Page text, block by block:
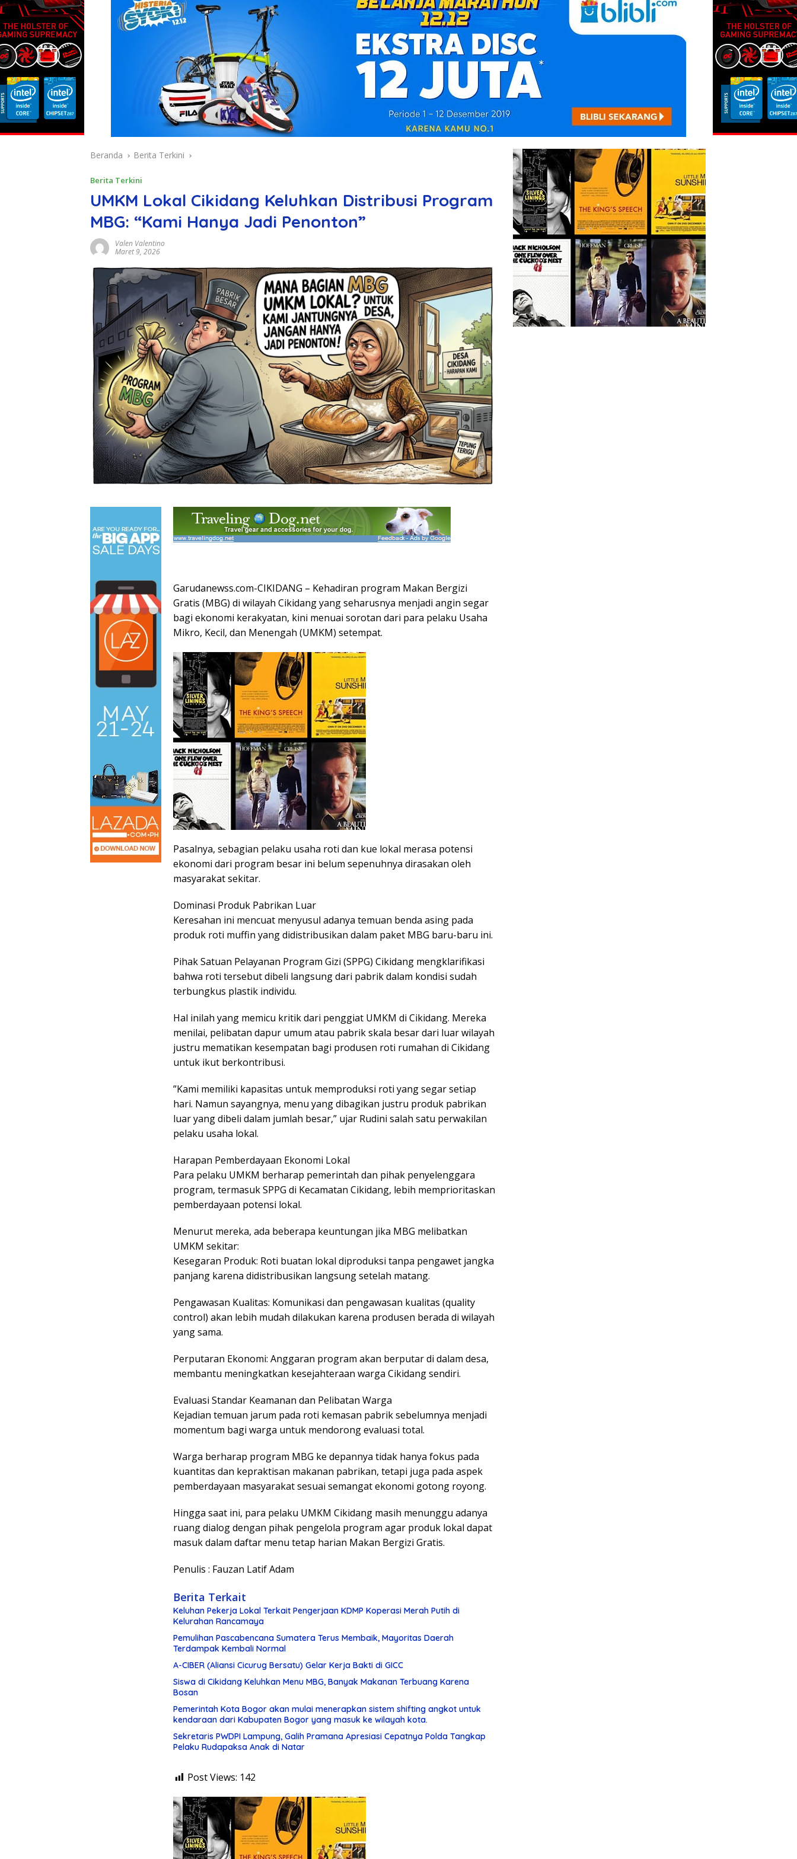
Beranda Berita Terkini
Berita Terkini
UMKM Lokal Cikidang Keluhkan Distribusi Program
MBG: “Kami Hanya Jadi Penonton”
Valen Valentino
Maret 9, 2026
​Garudanewss.com-CIKIDANG – Kehadiran program Makan Bergizi
Gratis (MBG) di wilayah Cikidang yang seharusnya menjadi angin segar
bagi ekonomi kerakyatan, kini menuai sorotan dari para pelaku Usaha
Mikro, Kecil, dan Menengah (UMKM) setempat.
Pasalnya, sebagian pelaku usaha roti dan kue lokal merasa potensi
ekonomi dari program besar ini belum sepenuhnya dirasakan oleh
masyarakat sekitar.
​Dominasi Produk Pabrikan Luar
​Keresahan ini mencuat menyusul adanya temuan benda asing pada
produk roti muffin yang didistribusikan dalam paket MBG baru-baru ini.
Pihak Satuan Pelayanan Program Gizi (SPPG) Cikidang mengklarifikasi
bahwa roti tersebut dibeli langsung dari pabrik dalam kondisi sudah
terbungkus plastik individu.
​Hal inilah yang memicu kritik dari penggiat UMKM di Cikidang. Mereka
menilai, pelibatan dapur umum atau pabrik skala besar dari luar wilayah
justru mematikan kesempatan bagi produsen roti rumahan di Cikidang
untuk ikut berkontribusi.
​”Kami memiliki kapasitas untuk memproduksi roti yang segar setiap
hari. Namun sayangnya, menu yang dibagikan justru produk pabrikan
luar yang dibeli dalam jumlah besar,” ujar Rudini salah satu perwakilan
pelaku usaha lokal.
​Harapan Pemberdayaan Ekonomi Lokal
​Para pelaku UMKM berharap pemerintah dan pihak penyelenggara
program, termasuk SPPG di Kecamatan Cikidang, lebih memprioritaskan
pemberdayaan potensi lokal.
Menurut mereka, ada beberapa keuntungan jika MBG melibatkan
UMKM sekitar:
​Kesegaran Produk: Roti buatan lokal diproduksi tanpa pengawet jangka
panjang karena didistribusikan langsung setelah matang.
​Pengawasan Kualitas: Komunikasi dan pengawasan kualitas (quality
control) akan lebih mudah dilakukan karena produsen berada di wilayah
yang sama.
​Perputaran Ekonomi: Anggaran program akan berputar di dalam desa,
membantu meningkatkan kesejahteraan warga Cikidang sendiri.
​Evaluasi Standar Keamanan dan Pelibatan Warga
​Kejadian temuan jarum pada roti kemasan pabrik sebelumnya menjadi
momentum bagi warga untuk mendorong evaluasi total.
Warga berharap program MBG ke depannya tidak hanya fokus pada
kuantitas dan kepraktisan makanan pabrikan, tetapi juga pada aspek
pemberdayaan masyarakat sesuai semangat ekonomi gotong royong.
​Hingga saat ini, para pelaku UMKM Cikidang masih menunggu adanya
ruang dialog dengan pihak pengelola program agar produk lokal dapat
masuk dalam daftar menu tetap harian Makan Bergizi Gratis.
Penulis : Fauzan Latif Adam
Berita Terkait
Keluhan Pekerja Lokal Terkait Pengerjaan KDMP Koperasi Merah Putih di
Kelurahan Rancamaya
Pemulihan Pascabencana Sumatera Terus Membaik, Mayoritas Daerah
Terdampak Kembali Normal
A-CIBER (Aliansi Cicurug Bersatu) Gelar Kerja Bakti di GICC
Siswa di Cikidang Keluhkan Menu MBG, Banyak Makanan Terbuang Karena
Bosan
Pemerintah Kota Bogor akan mulai menerapkan sistem shifting angkot untuk
kendaraan dari Kabupaten Bogor yang masuk ke wilayah kota.
Sekretaris PWDPI Lampung, Galih Pramana Apresiasi Cepatnya Polda Tangkap
Pelaku Rudapaksa Anak di Natar
Post Views: 142